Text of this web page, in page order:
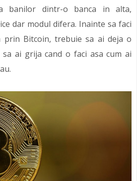
banilor dintr-o banca in alta,
dar modul difera. Inainte sa faci
prin Bitcoin, trebuie sa ai deja o
ai grija cand o faci asa cum ai